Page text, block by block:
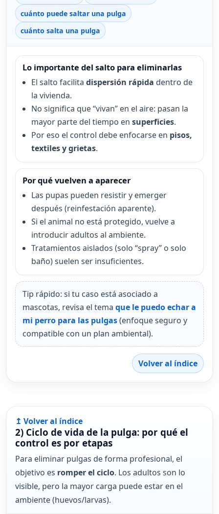
cuánto puede saltar una pulga
cuánto salta una pulga
Lo importante del salto para eliminarlas
El salto facilita dispersión rápida dentro de
la vivienda.
No significa que “vivan” en el aire: pasan la
mayor parte del tiempo en superficies.
Por eso el control debe enfocarse en pisos,
textiles y grietas.
Por qué vuelven a aparecer
Las pupas pueden resistir y emerger
después (reinfestación aparente).
Si el animal no está protegido, vuelve a
introducir adultos al ambiente.
Tratamientos aislados (solo “spray” o solo
baño) suelen ser insuficientes.
Tip rápido: si tu caso está asociado a
mascotas, revisa el tema que le puedo echar a
mi perro para las pulgas(enfoque seguro y
compatible con un plan ambiental).
Volver al índice
↥ Volver al índice
2) Ciclo de vida de la pulga: por qué el
control es por etapas
Para eliminar pulgas de forma profesional, el
objetivo es romper el ciclo. Los adultos son lo
visible, pero la mayor carga puede estar en el
ambiente (huevos/larvas).